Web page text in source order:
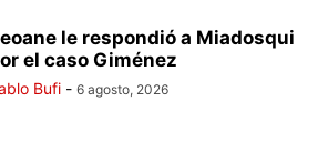
le respondió a Miadosqui
el caso Giménez
Bufi - 6 agosto, 2026